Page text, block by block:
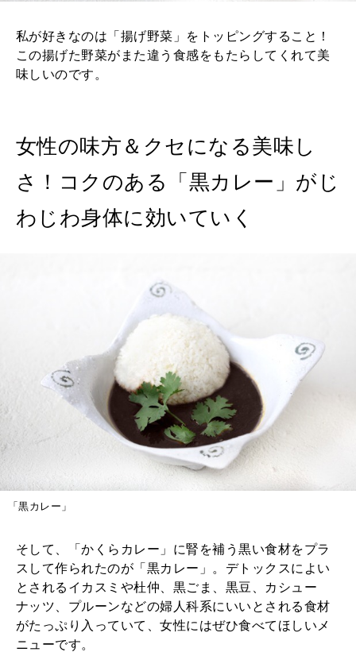
私が好きなのは「揚げ野菜」をトッピングすること！
この揚げた野菜がまた違う食感をもたらしてくれて美
味しいのです。
女性の味方＆クセになる美味し
さ！コクのある「黒カレー」がじ
わじわ身体に効いていく
「黒カレー」
そして、「かくらカレー」に腎を補う黒い食材をプラ
スして作られたのが「黒カレー」。デトックスによい
とされるイカスミや杜仲、黒ごま、黒豆、カシュー
ナッツ、プルーンなどの婦人科系にいいとされる食材
がたっぷり入っていて、女性にはぜひ食べてほしいメ
ニューです。